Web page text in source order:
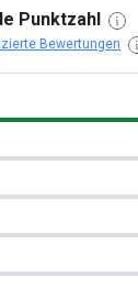
Punktzahl
Bewertungen